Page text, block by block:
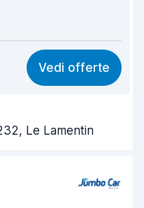
8,8
8,7
Vedi offerte
Le Lamentin